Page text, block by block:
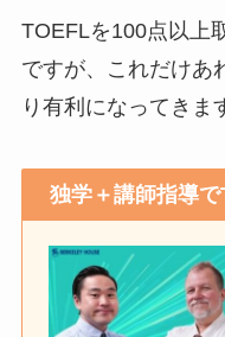
TOEFLを100点以上
ですが、これだけあ
り有利になってきま
独学＋講師指導